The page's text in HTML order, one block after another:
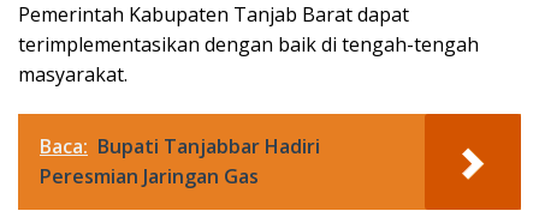
Pemerintah Kabupaten Tanjab Barat dapat
terimplementasikan dengan baik di tengah-tengah
masyarakat.
Baca: Bupati Tanjabbar Hadiri
Peresmian Jaringan Gas